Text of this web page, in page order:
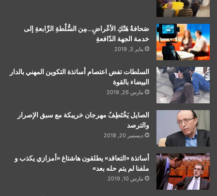
صَحافةُ هَتْكِ الأعْراضِ…مِن السُّلْطةِ الرِّابعةِ إلى
خدمة الجهة الدّافعةِ
يناير 3, 2019
السلطات تفض اعتصام أساتذة التكوين المهني بالدار
البيضاء بالقوة
مارس 26, 2019
الصايل يَخْتَطِفُ مهرجان خريبكة مع سبق الإصرار
والترصد
ديسمبر 20, 2018
أساتذة «التعاقد» يطلقون هاشتاغ «أمزازي يكذب و
ملفنا لم يتم حله بعد»
مارس 10, 2019